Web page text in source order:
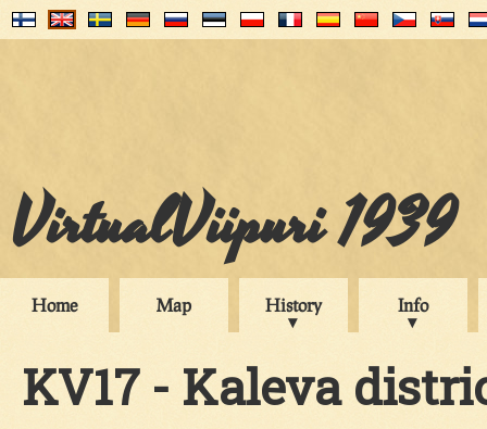
VirtualViipuri 1939
Home Map History Info
KV17 - Kaleva